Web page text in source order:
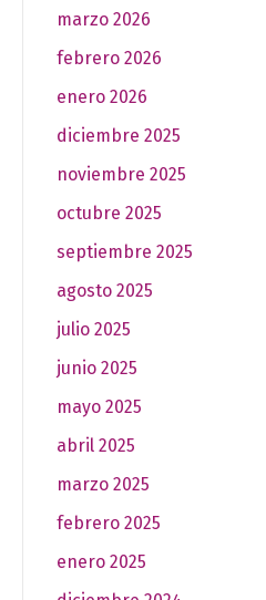
marzo 2026
febrero 2026
enero 2026
diciembre 2025
noviembre 2025
octubre 2025
septiembre 2025
agosto 2025
julio 2025
junio 2025
mayo 2025
abril 2025
marzo 2025
febrero 2025
enero 2025